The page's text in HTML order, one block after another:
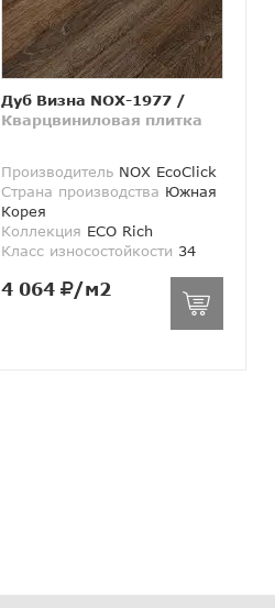
Дуб Визна NOX-1977 /
Кварцвиниловая плитка
Производитель NOX EcoClick
Страна производства Южная
Корея
Коллекция ECO Rich
Класс износостойкости 34
4 064 /м2